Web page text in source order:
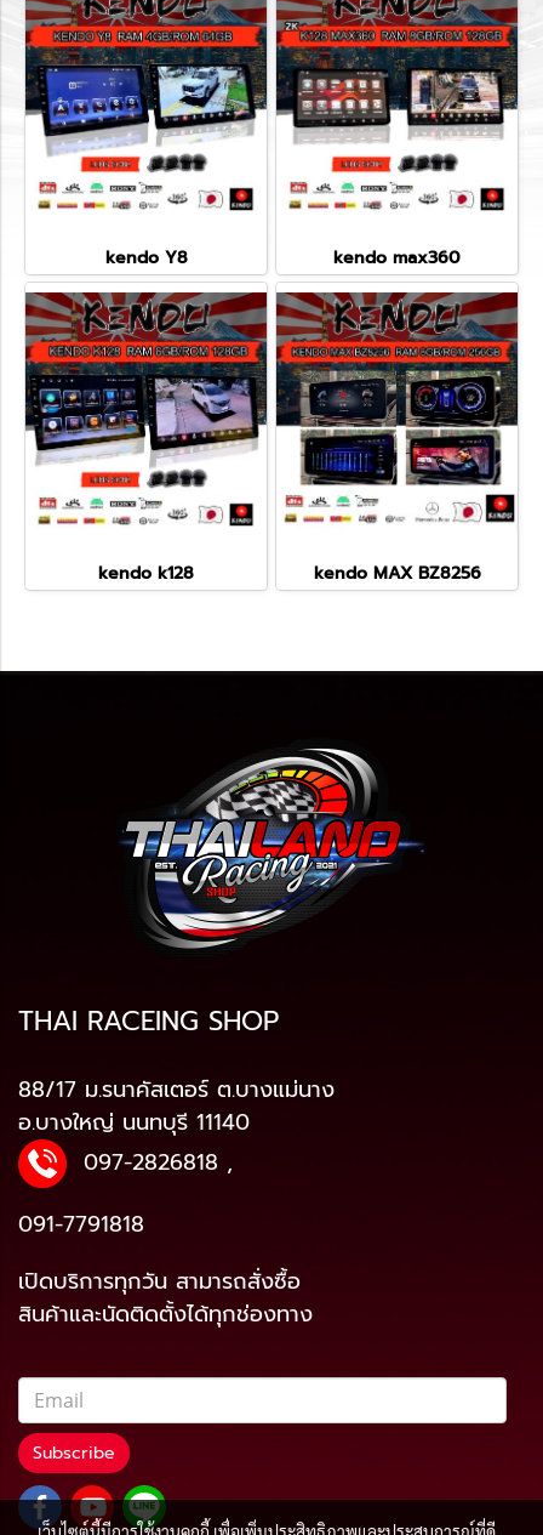
kendo Y8 kendo max360
kendo k128 kendo MAX BZ8256
THAI RACEING SHOP
88/17 ม.รนาคัสเตอร์ ต.บางแม่นาง
อ.บางใหญ่ นนทบุรี 11140
097-2826818 ,
091-7791818
เปิดบริการทุกวัน สามารถสั่งซื้อ
สินค้าและนัดติดตั้งได้ทุกช่องทาง
Subscribe